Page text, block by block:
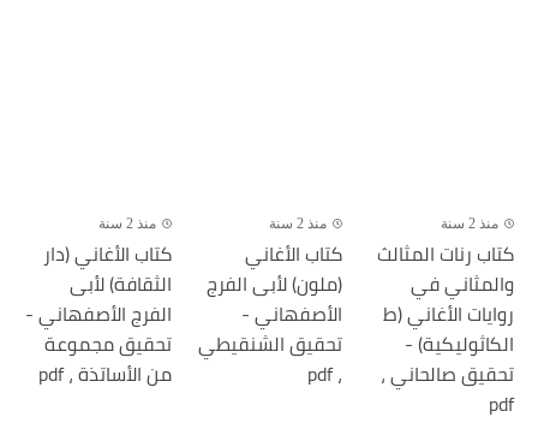
منذ 2 سنة
كتاب رنات المثالث
والمثاني في
روايات الأغاني (ط
الكاثوليكية) -
تحقيق صالحاني ،
pdf
منذ 2 سنة
كتاب الأغاني
(ملون) لأبى الفرج
الأصفهاني -
تحقيق الشنقيطي
، pdf
منذ 2 سنة
كتاب الأغاني (دار
الثقافة) لأبى
الفرج الأصفهاني -
تحقيق مجموعة
من الأساتذة ، pdf